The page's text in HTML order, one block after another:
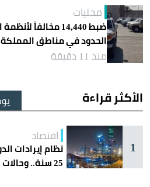
محليات
ضبط 14,440 مخالفاً
الحدود في مناطق المملكة
منذ 11 دقيقة
الأكثر قراءة
1
اقتصاد
نظام إيرادات
25 سنة.. وحالات للإعفاء حتى مليون ريال